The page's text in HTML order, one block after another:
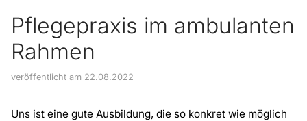
Pflegepraxis im ambulanten
Rahmen
veröffentlicht am 22.08.2022
Uns ist eine gute Ausbildung, die so konkret wie möglich